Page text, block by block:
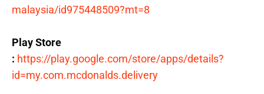
malaysia/id975448509?mt=8
Play Store
: https://play.google.com/store/apps/details?
id=my.com.mcdonalds.delivery